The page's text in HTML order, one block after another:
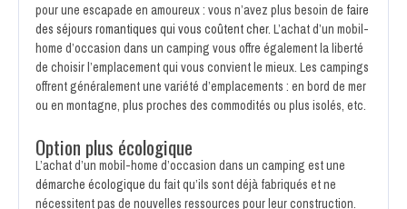
pour une escapade en amoureux : vous n’avez plus besoin de faire
des séjours romantiques qui vous coûtent cher. L’achat d’un mobil-
home d’occasion dans un camping vous offre également la liberté
de choisir l’emplacement qui vous convient le mieux. Les campings
offrent généralement une variété d’emplacements : en bord de mer
ou en montagne, plus proches des commodités ou plus isolés, etc.
Option plus écologique
L’achat d’un mobil-home d’occasion dans un camping est une
démarche écologique du fait qu’ils sont déjà fabriqués et ne
nécessitent pas de nouvelles ressources pour leur construction.